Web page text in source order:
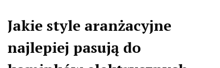
Jakie style aranżacyjne
najlepiej pasują do